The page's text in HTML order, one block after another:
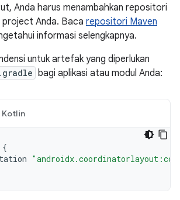
Anda harus menambahkan repositori
project Anda. Baca repositori Maven
informasi selengkapnya.
untuk artefak yang diperlukan
bagi aplikasi atau modul Anda:
Kotlin
{